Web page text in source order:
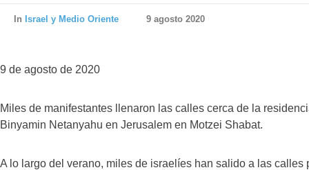
In Israel y Medio Oriente 9 agosto 2020
9 de agosto de 2020
Miles de manifestantes llenaron las calles cerca de la
Binyamin Netanyahu en Jerusalem en Motzei Shabat.
A lo largo del verano, miles de israelíes han salido a las calles